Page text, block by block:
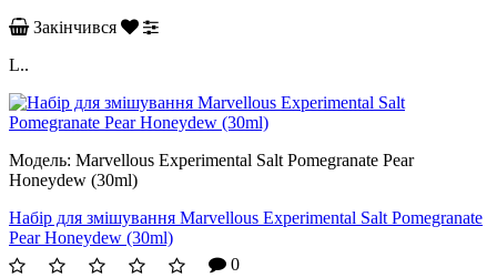
Закінчився
L..
Модель: Marvellous Experimental Salt Pomegranate Pear
Honeydew (30ml)
Набір для змішування Marvellous Experimental Salt Pomegranate
Pear Honeydew (30ml)
0